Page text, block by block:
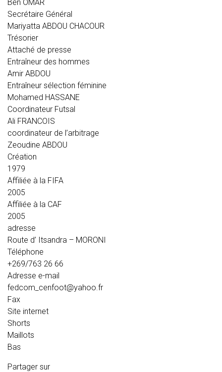
Ben OMAR
Secrétaire Général
Mariyatta ABDOU CHACOUR
Trésorier
Attaché de presse
Entraîneur des hommes
Amir ABDOU
Entraîneur sélection féminine
Mohamed HASSANE
Coordinateur Futsal
Ali FRANCOIS
coordinateur de l’arbitrage
Zeoudine ABDOU
Création
1979
Affiliée à la FIFA
2005
Affiliée à la CAF
2005
adresse
Route d’ Itsandra – MORONI
Téléphone
+269/763 26 66
Adresse e-mail
fedcom_cenfoot@yahoo.fr
Fax
Site internet
Shorts
Maillots
Bas
Partager sur